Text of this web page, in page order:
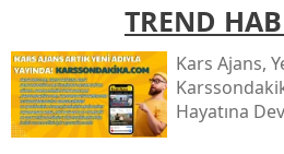
TREND
Kars Ajans,
Hayatına